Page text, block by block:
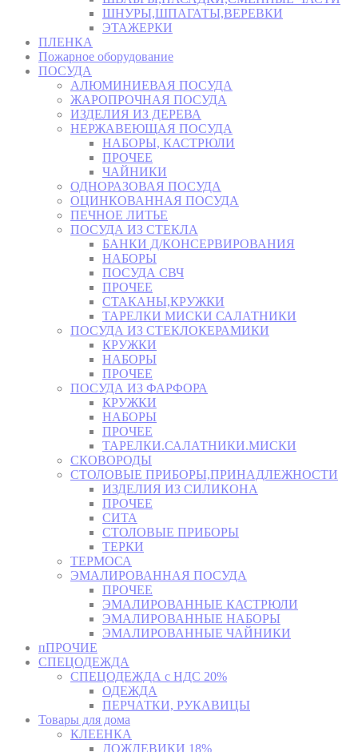
ШНУРЫ,ШПАГАТЫ,ВЕРЕВКИ
ЭТАЖЕРКИ
ПЛЕНКА
Пожарное оборудование
ПОСУДА
АЛЮМИНИЕВАЯ ПОСУДА
ЖАРОПРОЧНАЯ ПОСУДА
ИЗДЕЛИЯ ИЗ ДЕРЕВА
НЕРЖАВЕЮЩАЯ ПОСУДА
НАБОРЫ, КАСТРЮЛИ
ПРОЧЕЕ
ЧАЙНИКИ
ОДНОРАЗОВАЯ ПОСУДА
ОЦИНКОВАННАЯ ПОСУДА
ПЕЧНОЕ ЛИТЬЕ
ПОСУДА ИЗ СТЕКЛА
БАНКИ Д/КОНСЕРВИРОВАНИЯ
НАБОРЫ
ПОСУДА СВЧ
ПРОЧЕЕ
СТАКАНЫ,КРУЖКИ
ТАРЕЛКИ МИСКИ САЛАТНИКИ
ПОСУДА ИЗ СТЕКЛОКЕРАМИКИ
КРУЖКИ
НАБОРЫ
ПРОЧЕЕ
ПОСУДА ИЗ ФАРФОРА
КРУЖКИ
НАБОРЫ
ПРОЧЕЕ
ТАРЕЛКИ.САЛАТНИКИ.МИСКИ
СКОВОРОДЫ
СТОЛОВЫЕ ПРИБОРЫ,ПРИНАДЛЕЖНОСТИ
ИЗДЕЛИЯ ИЗ СИЛИКОНА
ПРОЧЕЕ
СИТА
СТОЛОВЫЕ ПРИБОРЫ
ТЕРКИ
ТЕРМОСА
ЭМАЛИРОВАННАЯ ПОСУДА
ПРОЧЕЕ
ЭМАЛИРОВАННЫЕ КАСТРЮЛИ
ЭМАЛИРОВАННЫЕ НАБОРЫ
ЭМАЛИРОВАННЫЕ ЧАЙНИКИ
пПРОЧИЕ
СПЕЦОДЕЖДА
СПЕЦОДЕЖДА с НДС 20%
ОДЕЖДА
ПЕРЧАТКИ, РУКАВИЦЫ
Товары для дома
КЛЕЕНКА
ДОЖДЕВИКИ 18%